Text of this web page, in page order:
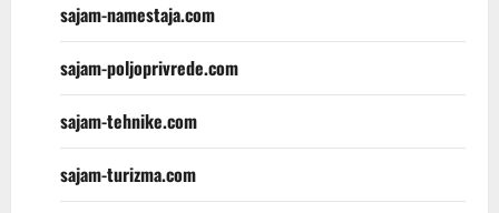
sajam-namestaja.com
sajam-poljoprivrede.com
sajam-tehnike.com
sajam-turizma.com